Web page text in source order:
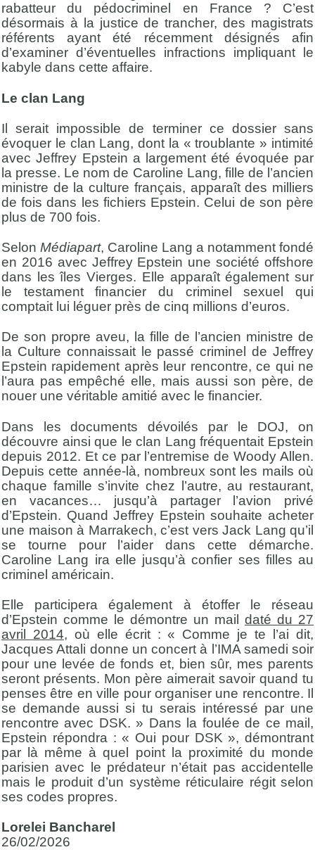
rabatteur du pédocriminel en France ? C’est
désormais à la justice de trancher, des magistrats
référents ayant été récemment désignés afin
d’examiner d’éventuelles infractions impliquant le
kabyle dans cette affaire.
Le clan Lang
Il serait impossible de terminer ce dossier sans
évoquer le clan Lang, dont la « troublante » intimité
avec Jeffrey Epstein a largement été évoquée par
la presse. Le nom de Caroline Lang, fille de l’ancien
ministre de la culture français, apparaît des milliers
de fois dans les fichiers Epstein. Celui de son père
plus de 700 fois.
Selon Médiapart, Caroline Lang a notamment fondé
en 2016 avec Jeffrey Epstein une société offshore
dans les îles Vierges. Elle apparaît également sur
le testament financier du criminel sexuel qui
comptait lui léguer près de cinq millions d’euros.
De son propre aveu, la fille de l’ancien ministre de
la Culture connaissait le passé criminel de Jeffrey
Epstein rapidement après leur rencontre, ce qui ne
l’aura pas empêché elle, mais aussi son père, de
nouer une véritable amitié avec le financier.
Dans les documents dévoilés par le DOJ, on
découvre ainsi que le clan Lang fréquentait Epstein
depuis 2012. Et ce par l’entremise de Woody Allen.
Depuis cette année-là, nombreux sont les mails où
chaque famille s’invite chez l’autre, au restaurant,
en vacances… jusqu’à partager l’avion privé
d’Epstein. Quand Jeffrey Epstein souhaite acheter
une maison à Marrakech, c’est vers Jack Lang qu’il
se tourne pour l’aider dans cette démarche.
Caroline Lang ira elle jusqu’à confier ses filles au
criminel américain.
Elle participera également à étoffer le réseau
d’Epstein comme le démontre un mail daté du 27
avril 2014, où elle écrit : « Comme je te l’ai dit,
Jacques Attali donne un concert à l’IMA samedi soir
pour une levée de fonds et, bien sûr, mes parents
seront présents. Mon père aimerait savoir quand tu
penses être en ville pour organiser une rencontre. Il
se demande aussi si tu serais intéressé par une
rencontre avec DSK. » Dans la foulée de ce mail,
Epstein répondra : « Oui pour DSK », démontrant
par là même à quel point la proximité du monde
parisien avec le prédateur n’était pas accidentelle
mais le produit d’un système réticulaire régit selon
ses codes propres.
Lorelei Bancharel
26/02/2026